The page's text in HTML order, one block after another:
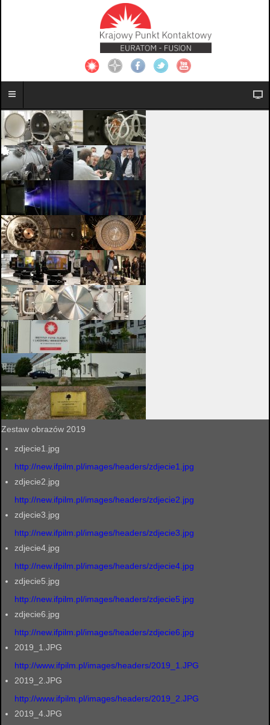
Zestaw obrazów 2019
zdjecie1.jpg
http://new.ifpilm.pl/images/headers/zdjecie1.jpg
zdjecie2.jpg
http://new.ifpilm.pl/images/headers/zdjecie2.jpg
zdjecie3.jpg
http://new.ifpilm.pl/images/headers/zdjecie3.jpg
zdjecie4.jpg
http://new.ifpilm.pl/images/headers/zdjecie4.jpg
zdjecie5.jpg
http://new.ifpilm.pl/images/headers/zdjecie5.jpg
zdjecie6.jpg
http://new.ifpilm.pl/images/headers/zdjecie6.jpg
2019_1.JPG
http://www.ifpilm.pl/images/headers/2019_1.JPG
2019_2.JPG
http://www.ifpilm.pl/images/headers/2019_2.JPG
2019_4.JPG